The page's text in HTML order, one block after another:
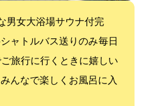
女大浴場(サウナ付)完
ャトルバス(送りのみ) 毎日
旅行に行くときに嬉しい
んなで楽しくお風呂に入